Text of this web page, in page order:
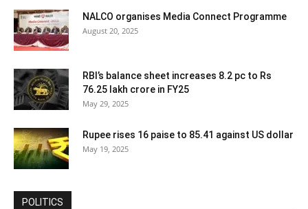
NALCO organises Media Connect Programme
August 20, 2025
RBI’s balance sheet increases 8.2 pc to Rs
76.25 lakh crore in FY25
May 29, 2025
Rupee rises 16 paise to 85.41 against US dollar
May 19, 2025
POLITICS